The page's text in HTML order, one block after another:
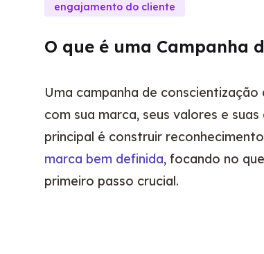
engajamento do cliente
O que é uma Campanha
Uma campanha de
com sua marca, seus valores e
principal é construir
marca bem definida, focando no
primeiro passo crucial.